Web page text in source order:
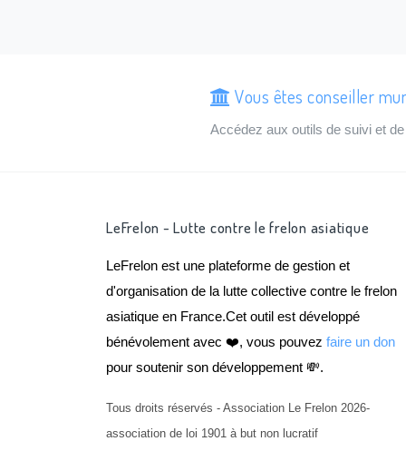
Vous êtes conseiller
Accédez aux outils de suivi et
LeFrelon - Lutte contre le frelon asiatique
LeFrelon est une plateforme de gestion et
d'organisation de la lutte collective contre le frelon
asiatique en France.Cet outil est développé
bénévolement avec ❤️, vous pouvez faire un don
pour soutenir son développement 💸.
Tous droits réservés - Association Le Frelon 2026-
association de loi 1901 à but non lucratif